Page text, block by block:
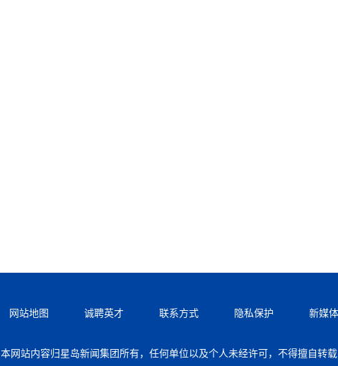
网站地图 诚聘英才 联系方式 隐私保护 新媒
本网站内容归星岛新闻集团所有，任何单位以及个人未经许可，不得擅自转载